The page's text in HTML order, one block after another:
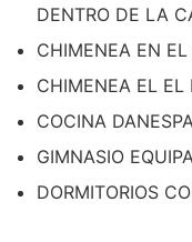
DENTRO DE LA
CHIMENEA EN
CHIMENEA EL EL
COCINA
GIMNASIO
DORMITORIOS